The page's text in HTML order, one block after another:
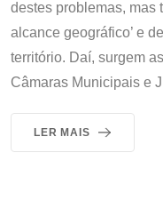
destes problemas, mas
alcance geográfico’ e
território. Daí, surgem
Câmaras Municipais e
LER MAIS